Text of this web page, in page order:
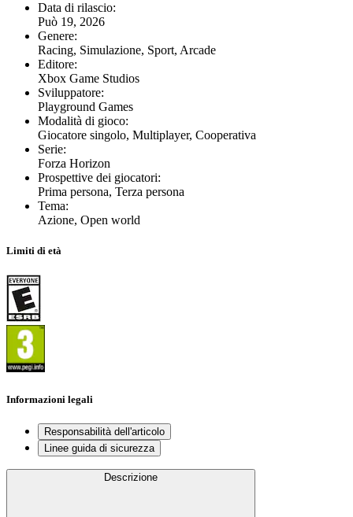
Data di rilascio:
Può 19, 2026
Genere:
Racing, Simulazione, Sport, Arcade
Editore:
Xbox Game Studios
Sviluppatore:
Playground Games
Modalità di gioco:
Giocatore singolo, Multiplayer, Cooperativa
Serie:
Forza Horizon
Prospettive dei giocatori:
Prima persona, Terza persona
Tema:
Azione, Open world
Limiti di età
Informazioni legali
Responsabilità dell'articolo
Linee guida di sicurezza
Descrizione